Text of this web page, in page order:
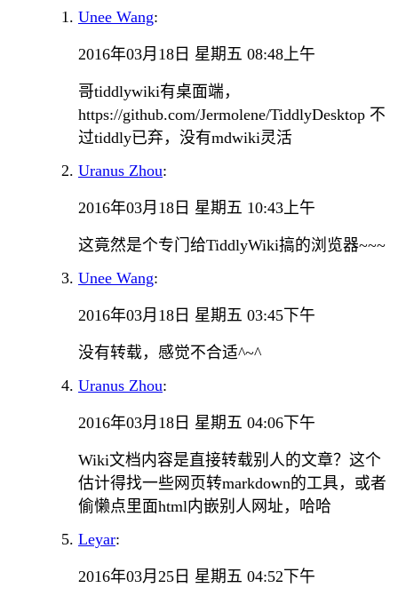
Unee Wang:
2016年03月18日 星期五 08:48上午
哥tiddlywiki有桌面端，
https://github.com/Jermolene/TiddlyDesktop 不
过tiddly已弃，没有mdwiki灵活
Uranus Zhou:
2016年03月18日 星期五 10:43上午
这竟然是个专门给TiddlyWiki搞的浏览器~~~
Unee Wang:
2016年03月18日 星期五 03:45下午
没有转载，感觉不合适^~^
Uranus Zhou:
2016年03月18日 星期五 04:06下午
Wiki文档内容是直接转载别人的文章？这个
估计得找一些网页转markdown的工具，或者
偷懒点里面html内嵌别人网址，哈哈
Leyar:
2016年03月25日 星期五 04:52下午